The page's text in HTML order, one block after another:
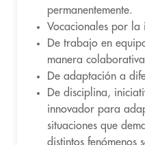
permanentemente.
Vocacionales por la
De trabajo en
manera
De adaptación a
De disciplina,
innovador para
situaciones que
distintos fenómenos